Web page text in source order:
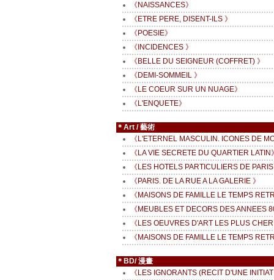
《NAISSANCES》
《ETRE PERE, DISENT-ILS 》
《POESIE》
《INCIDENCES 》
《BELLE DU SEIGNEUR (COFFRET) 》
《DEMI-SOMMEIL 》
《LE COEUR SUR UN NUAGE》
《L'ENQUETE》
＊Art / 藝術
《L'ETERNEL MASCULIN. ICONES DE
《LA VIE SECRETE DU QUARTIER LATIN
《LES HOTELS PARTICULIERS DE
《PARIS. DE LA RUE A LA GALERIE 》
《MAISONS DE FAMILLE LE TEMPS
《MEUBLES ET DECORS DES ANNEES
《LES OEUVRES D'ART LES PLUS
《MAISONS DE FAMILLE LE TEMPS
＊BD/ 漫畫
《LES IGNORANTS (RECIT D'UNE